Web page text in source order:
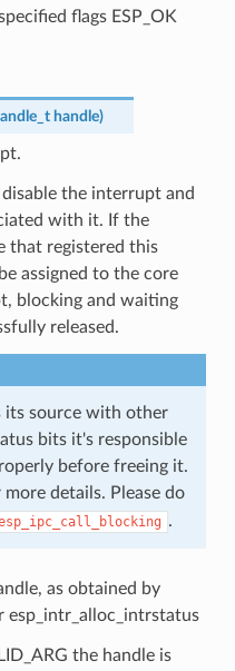
flags ESP_OK
handle)
the interrupt and
with it. If the
that registered this
assigned to the core
blocking and waiting
released.
its source with other
bits it's responsible
before freeing it.
details. Please do
.
as obtained by
esp_intr_alloc_intrstatus
the handle is